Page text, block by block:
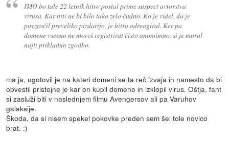
IMO bo tale 22 letnik hitro postal prime suspect avtorstva
virusa. Kar niti ne bi bilo tako zelo čudno. Ko je videl, da je
povzročil preveliko pizdarijo, je hitro odreagiral. Ker pa
domene vseeno ne moreš registrirat čisto anomimno, si je moral
najti prikladno zgodbo.
ma ja, ugotovil je na kateri domeni se ta reč izvaja in namesto da bi
obvestil pristojne je kar on kupil domeno in izklopil virus. Oštja, fant
si zasluži biti v naslednjem filmu Avengersov ali pa Varuhov
galaksije.
Škoda, da si nisem spekel pokovke preden sem šel tole novico
brat. :)